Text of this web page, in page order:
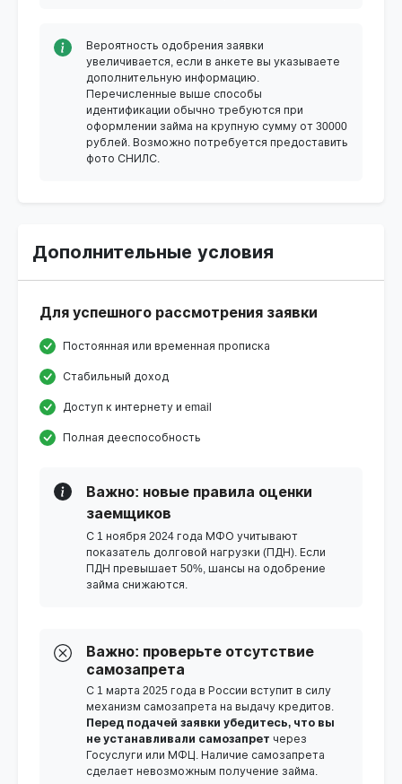
Вероятность одобрения заявки
увеличивается, если в анкете вы указываете
дополнительную информацию.
Перечисленные выше способы
идентификации обычно требуются при
оформлении займа на крупную сумму от 30000
рублей. Возможно потребуется предоставить
фото СНИЛС.
Дополнительные условия
Для успешного рассмотрения заявки
Постоянная или временная прописка
Стабильный доход
Доступ к интернету и email
Полная дееспособность
Важно: новые правила оценки
заемщиков
С 1 ноября 2024 года МФО учитывают
показатель долговой нагрузки (ПДН). Если
ПДН превышает 50%, шансы на одобрение
займа снижаются.
Важно: проверьте отсутствие
самозапрета
С 1 марта 2025 года в России вступит в силу
механизм самозапрета на выдачу кредитов.
Перед подачей заявки убедитесь, что вы
не устанавливали самозапрет через
Госуслуги или МФЦ. Наличие самозапрета
сделает невозможным получение займа.